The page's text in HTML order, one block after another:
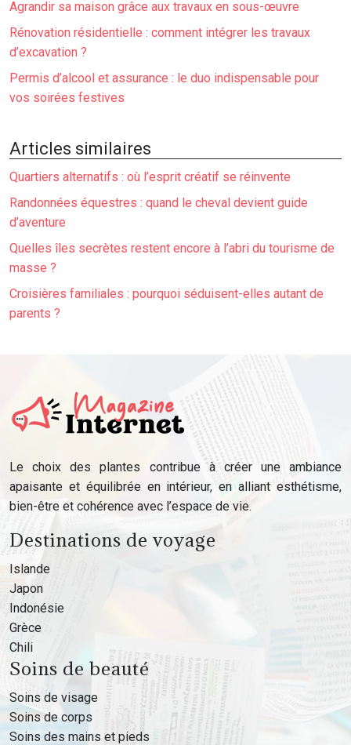
Agrandir sa maison grâce aux travaux en sous-œuvre
Rénovation résidentielle : comment intégrer les travaux
d’excavation ?
Permis d’alcool et assurance : le duo indispensable pour
vos soirées festives
Articles similaires
Quartiers alternatifs : où l’esprit créatif se réinvente
Randonnées équestres : quand le cheval devient guide
d’aventure
Quelles îles secrètes restent encore à l’abri du tourisme de
masse ?
Croisières familiales : pourquoi séduisent-elles autant de
parents ?
Le choix des plantes contribue à créer une ambiance
apaisante et équilibrée en intérieur, en alliant esthétisme,
bien-être et cohérence avec l’espace de vie.
Destinations de voyage
Islande
Japon
Indonésie
Grèce
Chili
Soins de beauté
Soins de visage
Soins de corps
Soins des mains et pieds